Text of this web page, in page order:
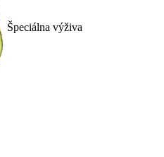
Špeciálna výživa